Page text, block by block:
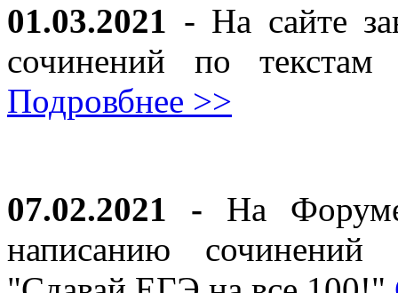
01.03.2021 - На сайте
сочинений по
Подровбнее >>
07.02.2021 - На
написанию